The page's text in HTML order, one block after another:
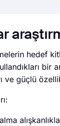
hedef
bir
ve güçlü